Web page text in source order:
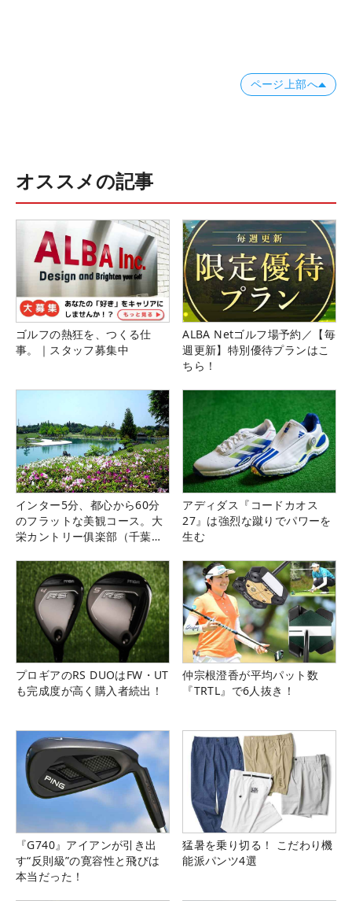
ページ上部へ
オススメの記事
ゴルフの熱狂を、つくる仕
事。｜スタッフ募集中
ALBA Netゴルフ場予約／【毎
週更新】特別優待プランはこ
ちら！
インター5分、都心から60分
のフラットな美観コース。大
栄カントリー俱楽部（千葉
アディダス『コードカオス
27』は強烈な蹴りでパワーを
生む
プロギアのRS DUOはFW・UT
も完成度が高く購入者続出！
仲宗根澄香が平均パット数
『TRTL』で6人抜き！
『G740』アイアンが引き出
す“反則級”の寛容性と飛びは
本当だった！
猛暑を乗り切る！ こだわり機
能派パンツ4選